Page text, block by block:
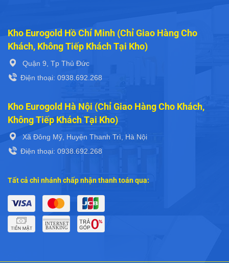
Kho Eurogold Hồ Chí Minh (Chỉ Giao Hàng Cho
Khách, Không Tiếp Khách Tại Kho)
Quận 9, Tp Thủ Đức
Điện thoại: 0938.692.268
Kho Eurogold Hà Nội (Chỉ Giao Hàng Cho Khách,
Không Tiếp Khách Tại Kho)
Xã Đông Mỹ, Huyện Thanh Trì, Hà Nội
Điện thoại: 0938.692.268
Tất cả chi nhánh chấp nhận thanh toán qua: